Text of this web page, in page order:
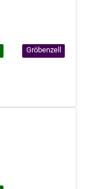
Gröbenzell